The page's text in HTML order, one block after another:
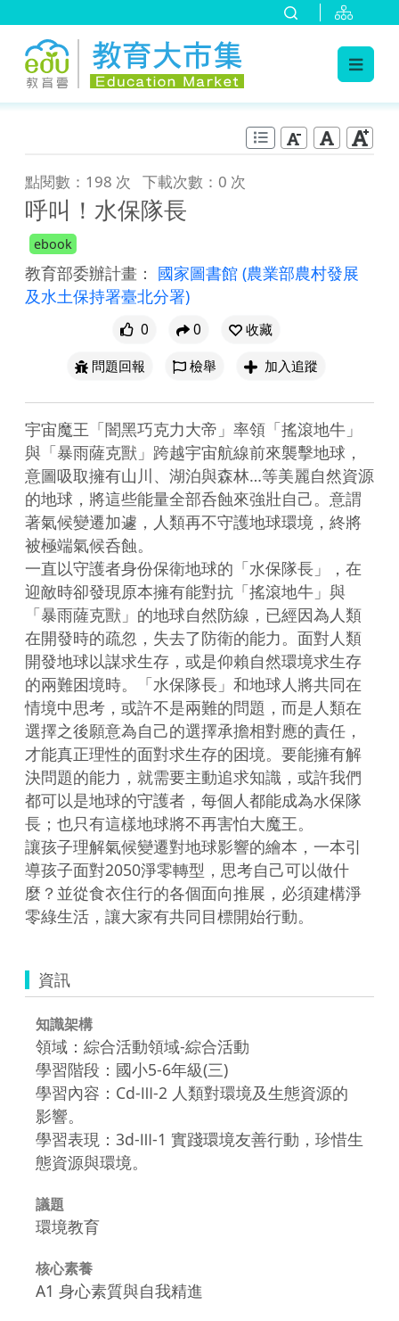
點閱數：198 次 下載次數：0 次
呼叫！水保隊長
ebook
教育部委辦計畫： 國家圖書館 (農業部農村發展
及水土保持署臺北分署)
0 0
收藏
問題回報
檢舉 加入追蹤
宇宙魔王「闇黑巧克力大帝」率領「搖滾地牛」
與「暴雨薩克獸」跨越宇宙航線前來襲擊地球，
意圖吸取擁有山川、湖泊與森林…等美麗自然資源
的地球，將這些能量全部呑蝕來強壯自己。意謂
著氣候變遷加遽，人類再不守護地球環境，終將
被極端氣候呑蝕。
一直以守護者身份保衛地球的「水保隊長」，在
迎敵時卻發現原本擁有能對抗「搖滾地牛」與
「暴雨薩克獸」的地球自然防線，已經因為人類
在開發時的疏忽，失去了防衛的能力。面對人類
開發地球以謀求生存，或是仰賴自然環境求生存
的兩難困境時。「水保隊長」和地球人將共同在
情境中思考，或許不是兩難的問題，而是人類在
選擇之後願意為自己的選擇承擔相對應的責任，
才能真正理性的面對求生存的困境。要能擁有解
決問題的能力，就需要主動追求知識，或許我們
都可以是地球的守護者，每個人都能成為水保隊
長；也只有這樣地球將不再害怕大魔王。
讓孩子理解氣候變遷對地球影響的繪本，一本引
導孩子面對2050淨零轉型，思考自己可以做什
麼？並從食衣住行的各個面向推展，必須建構淨
零綠生活，讓大家有共同目標開始行動。
資訊
知識架構
領域：綜合活動領域-綜合活動
學習階段：國小5-6年級(三)
學習內容：Cd-Ⅲ-2 人類對環境及生態資源的
影響。
學習表現：3d-Ⅲ-1 實踐環境友善行動，珍惜生
態資源與環境。
議題
環境教育
核心素養
A1 身心素質與自我精進